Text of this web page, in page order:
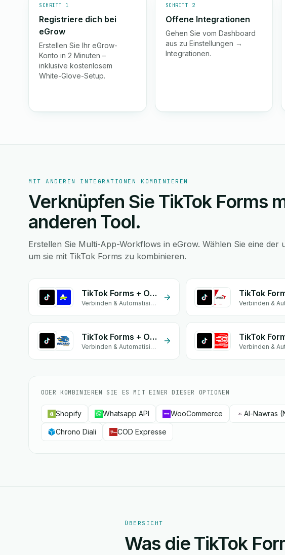
SCHRITT 1
Registriere dich bei
eGrow
Erstellen Sie Ihr eGrow-
Konto in 2 Minuten –
inklusive kostenlosem
White-Glove-Setup.
SCHRITT 2
Offene Integrationen
Gehen Sie vom Dashboard
aus zu Einstellungen →
Integrationen.
MIT ANDEREN INTEGRATIONEN KOMBINIEREN
Verknüpfen Sie TikTok Forms
anderen Tool.
Erstellen Sie Multi-App-Workflows in eGrow. Wählen Sie eine
um sie mit TikTok Forms zu kombinieren.
TikTok Forms + Onessta
Verbinden & Automatisieren
TikTok Forms + OSCARIO
Verbinden & Automatisieren
ODER KOMBINIEREN SIE ES MIT EINER DIESER OPTIONEN
Shopify Whatsapp API WooCommerce Al-Nawras
Chrono Diali COD Expresse
ÜBERSICHT
Was die TikTok